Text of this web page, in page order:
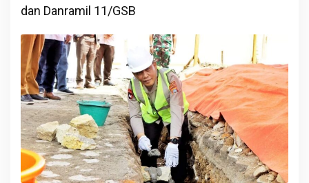
dan Danramil 11/GSB